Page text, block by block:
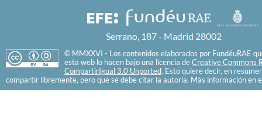
Serrano, 187 - Madrid 28002
© MMXXVI - Los contenidos elaborados por FundéuRAE
esta web lo hacen bajo una licencia de Creative Commons
CompartirIgual 3.0 Unported. Esto quiere decir, en
compartir libremente, pero que se debe citar la autoría. Más información en